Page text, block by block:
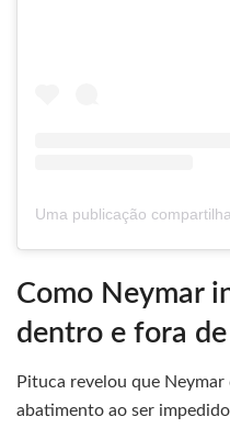
Como Neymar
dentro e fora de
Pituca revelou que
abatimento ao ser